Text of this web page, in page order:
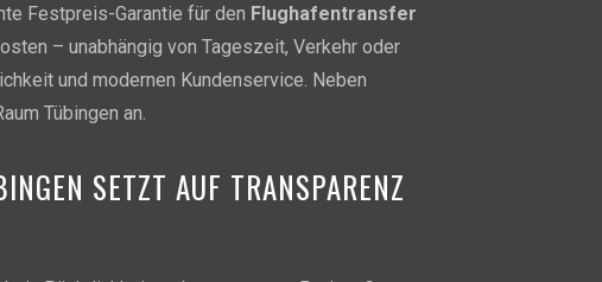
Festpreis-Garantie für den Flughafentransfer
– unabhängig von Tageszeit, Verkehr oder
und modernen Kundenservice. Neben
Tübingen an.
SETZT AUF TRANSPARENZ